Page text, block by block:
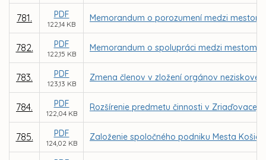
781. PDF
122,14 KB
Memorandum o porozumení medzi mestom
782. PDF
122,15 KB
Memorandum o spolupráci medzi mestom
783. PDF
123,13 KB
Zmena členov v zložení orgánov neziskovej
784. PDF
122,04 KB
Rozšírenie predmetu činnosti v Zriaďovacej
785. PDF
124,02 KB
Založenie spoločného podniku Mesta